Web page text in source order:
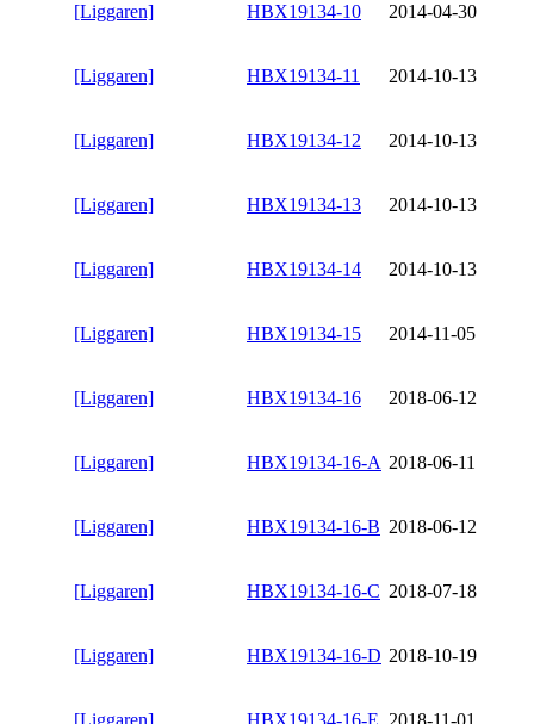
[Liggaren] HBX19134-10 2014-04-30
[Liggaren] HBX19134-11 2014-10-13
[Liggaren] HBX19134-12 2014-10-13
[Liggaren] HBX19134-13 2014-10-13
[Liggaren] HBX19134-14 2014-10-13
[Liggaren] HBX19134-15 2014-11-05
[Liggaren] HBX19134-16 2018-06-12
[Liggaren] HBX19134-16-A 2018-06-11
[Liggaren] HBX19134-16-B 2018-06-12
[Liggaren] HBX19134-16-C 2018-07-18
[Liggaren] HBX19134-16-D 2018-10-19